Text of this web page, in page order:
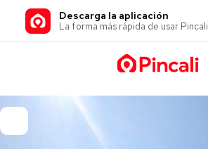
Descarga la aplicación
La forma más rápida de usar Pincali